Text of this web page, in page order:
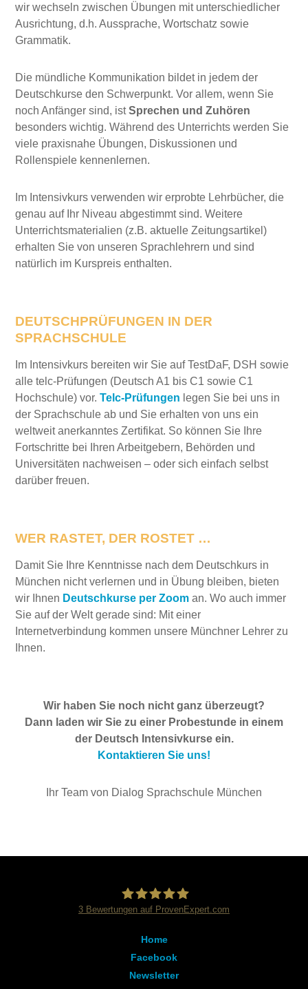
wir wechseln zwischen Übungen mit unterschiedlicher
Ausrichtung, d.h. Aussprache, Wortschatz sowie
Grammatik.
Die mündliche Kommunikation bildet in jedem der
Deutschkurse den Schwerpunkt. Vor allem, wenn Sie
noch Anfänger sind, istSprechen und Zuhören
besonders wichtig. Während des Unterrichts werden Sie
viele praxisnahe Übungen, Diskussionen und
Rollenspiele kennenlernen.
Im Intensivkurs verwenden wir erprobte Lehrbücher, die
genau auf Ihr Niveau abgestimmt sind. Weitere
Unterrichtsmaterialien (z.B. aktuelle Zeitungsartikel)
erhalten Sie von unseren Sprachlehrern und sind
natürlich im Kurspreis enthalten.
DEUTSCHPRÜFUNGEN IN DER
SPRACHSCHULE
Im Intensivkurs bereiten wir Sie auf TestDaF, DSH sowie
alle telc-Prüfungen (Deutsch A1 bis C1 sowie C1
Hochschule) vor.Telc-Prüfungen legen Sie bei uns in
der Sprachschule ab und Sie erhalten von uns ein
weltweit anerkanntes Zertifikat. So können Sie Ihre
Fortschritte bei Ihren Arbeitgebern, Behörden und
Universitäten nachweisen – oder sich einfach selbst
darüber freuen.
WER RASTET, DER ROSTET …
Damit Sie Ihre Kenntnisse nach dem Deutschkurs in
München nicht verlernen und in Übung bleiben, bieten
wir Ihnen Deutschkurse per Zooman. Wo auch immer
Sie auf der Welt gerade sind: Mit einer
Internetverbindung kommen unsere Münchner Lehrer zu
Ihnen.
Wir haben Sie noch nicht ganz überzeugt?
Dann laden wir Sie zu einer Probestunde in einem
der Deutsch Intensivkurse ein.
Kontaktieren Sie uns!
Ihr Team von Dialog Sprachschule München
Dialog Sprachschule
3 Bewertungen auf ProvenExpert.com
Home
Facebook
Newsletter